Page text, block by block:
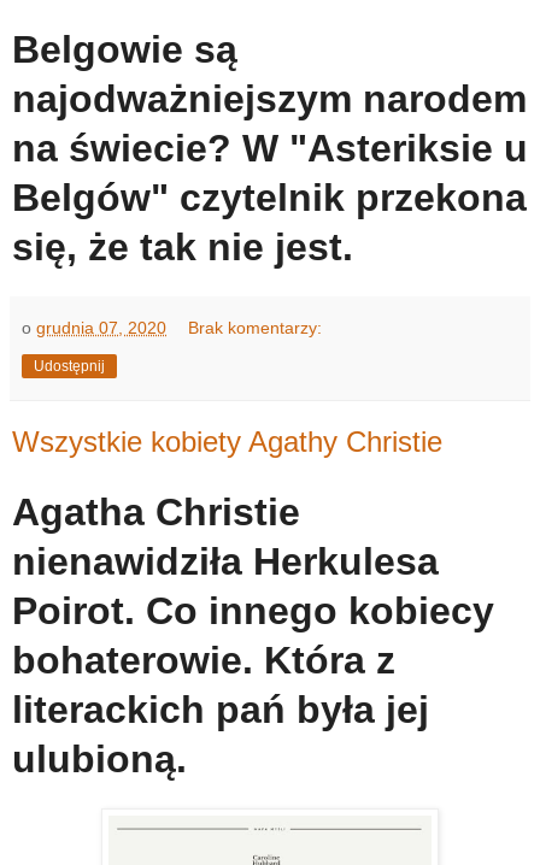
Belgowie są
najodważniejszym narodem
na świecie? W "Asteriksie u
Belgów" czytelnik przekona
się, że tak nie jest.
o grudnia 07, 2020 Brak komentarzy:
Udostępnij
Wszystkie kobiety Agathy Christie
Agatha Christie
nienawidziła Herkulesa
Poirot. Co innego kobiecy
bohaterowie. Która z
literackich pań była jej
ulubioną.